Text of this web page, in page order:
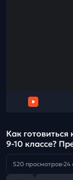
Как
9-10 классе?
26
520 просмотров 24